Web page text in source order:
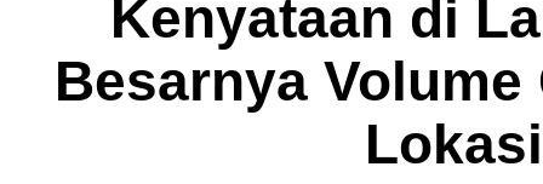
Kenyataan di
Besarnya